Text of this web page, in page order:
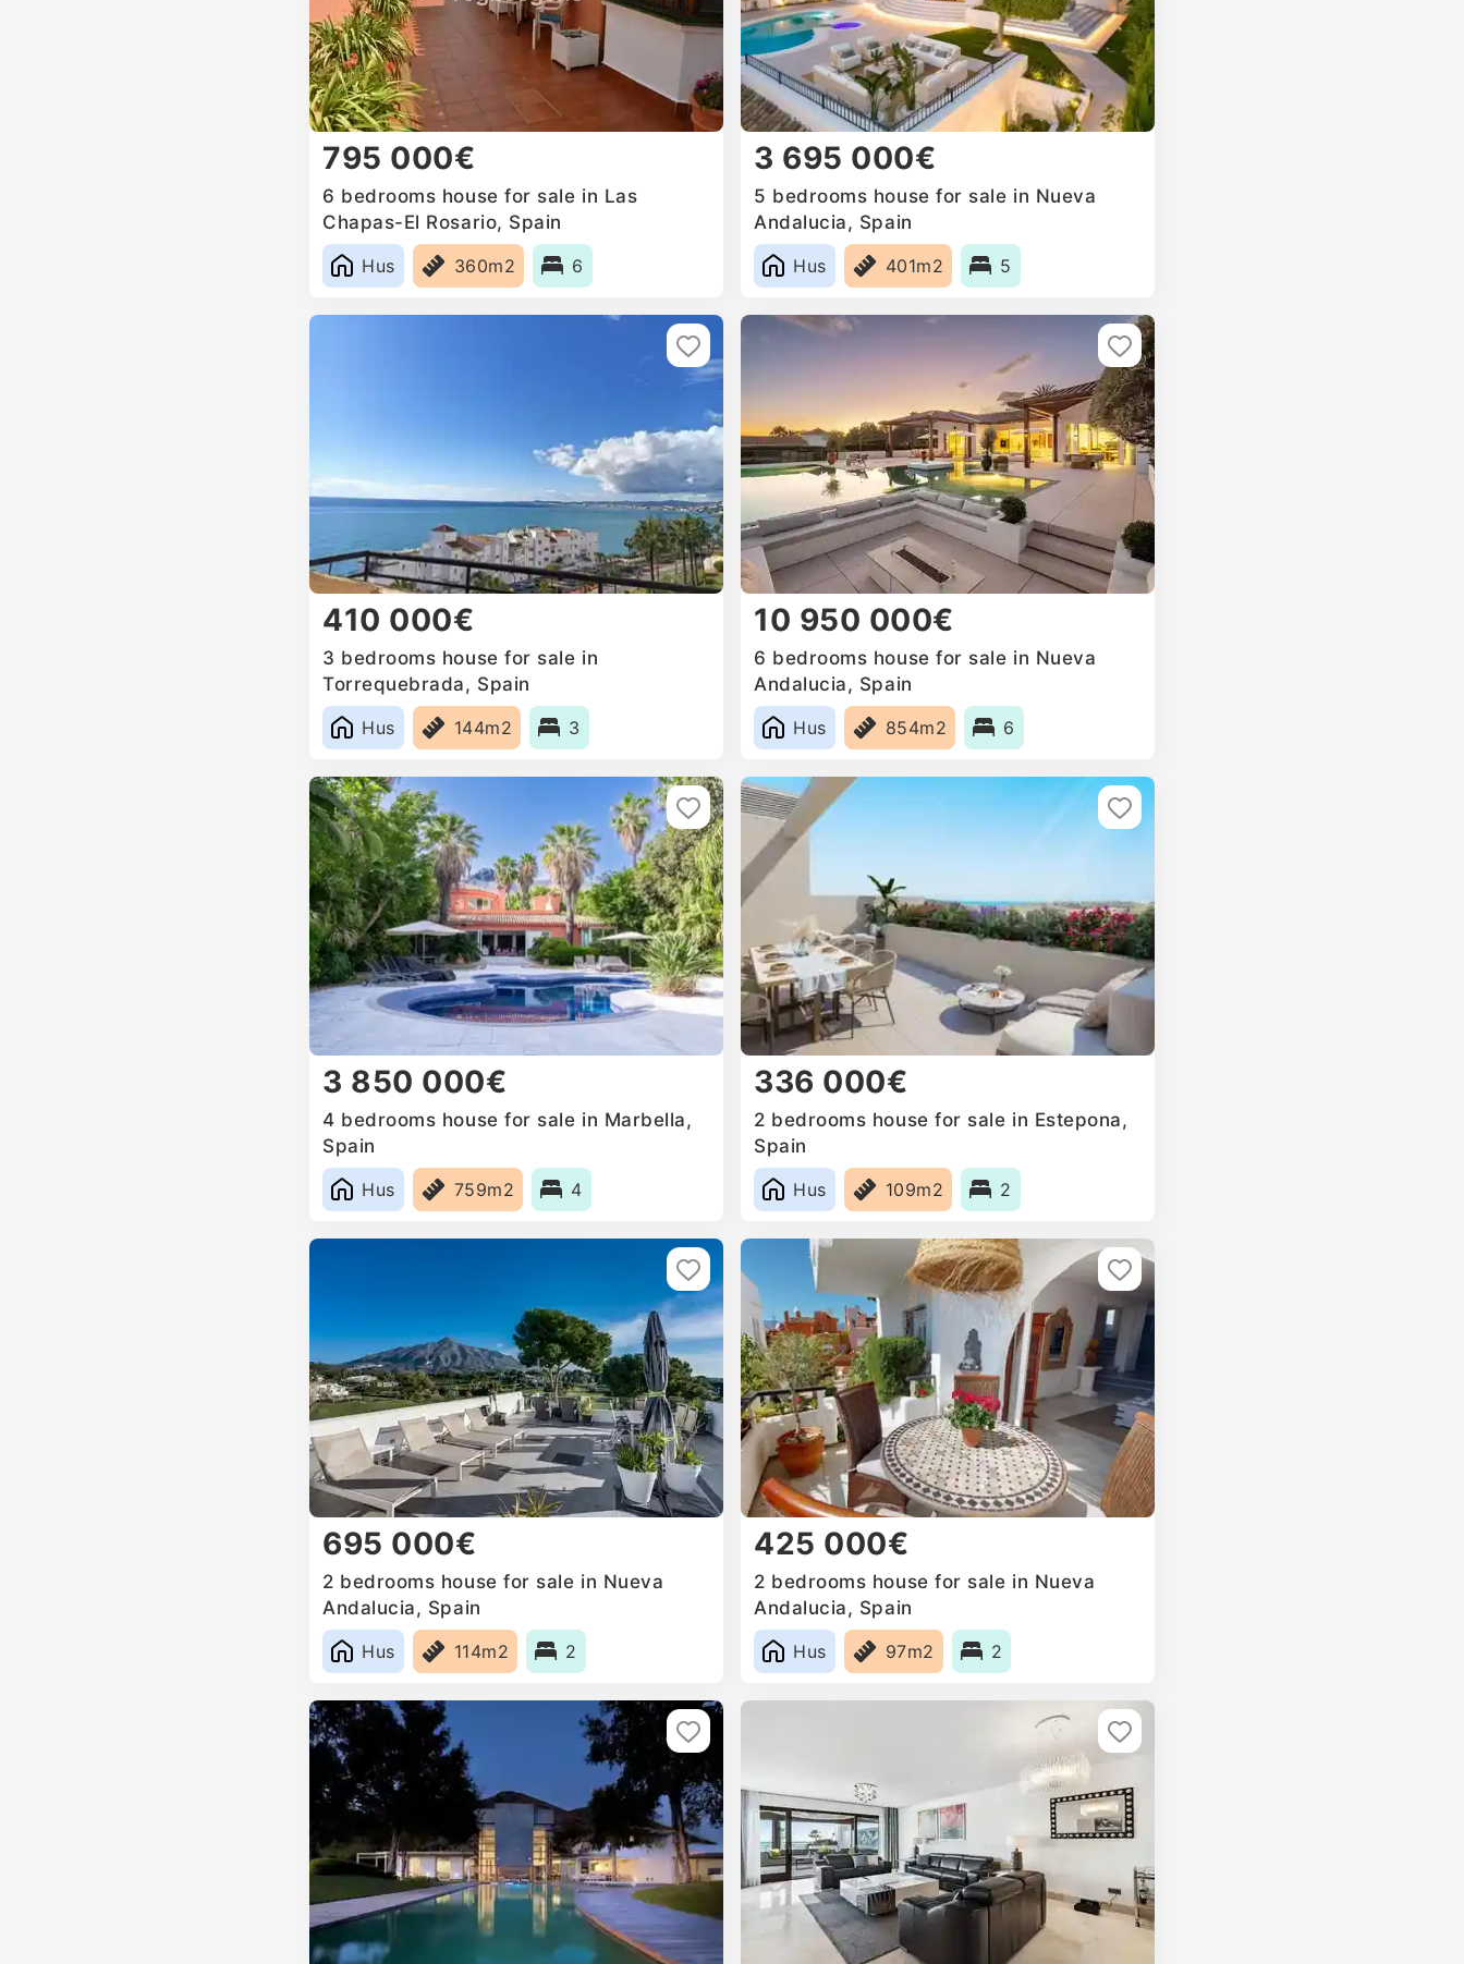
795 000€
6 bedrooms house for sale in Las
Chapas-El Rosario, Spain
Hus
360m2 6
3 695 000€
5 bedrooms house for sale in Nueva
Andalucia, Spain
Hus
401m2 5
410 000€
3 bedrooms house for sale in
Torrequebrada, Spain
Hus
144m2 3
10 950 000€
6 bedrooms house for sale in Nueva
Andalucia, Spain
Hus
854m2 6
3 850 000€
4 bedrooms house for sale in Marbella,
Spain
Hus
759m2 4
336 000€
2 bedrooms house for sale in Estepona,
Spain
Hus
109m2 2
695 000€
2 bedrooms house for sale in Nueva
Andalucia, Spain
Hus
114m2 2
425 000€
2 bedrooms house for sale in Nueva
Andalucia, Spain
Hus
97m2 2